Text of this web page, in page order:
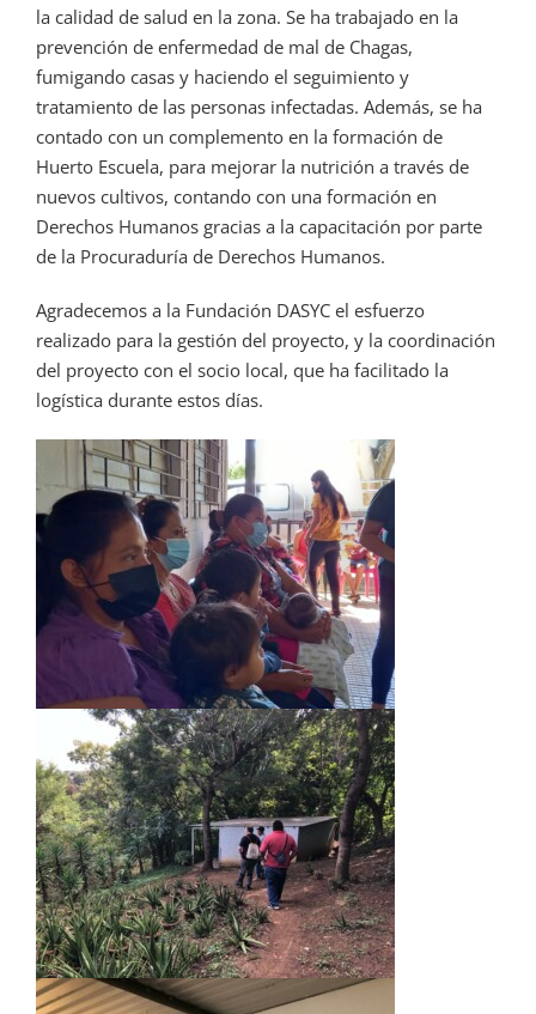
la calidad de salud en la zona. Se ha trabajado en la
prevención de enfermedad de mal de Chagas,
fumigando casas y haciendo el seguimiento y
tratamiento de las personas infectadas. Además, se ha
contado con un complemento en la formación de
Huerto Escuela, para mejorar la nutrición a través de
nuevos cultivos, contando con una formación en
Derechos Humanos gracias a la capacitación por parte
de la Procuraduría de Derechos Humanos.
Agradecemos a la Fundación DASYC el esfuerzo
realizado para la gestión del proyecto, y la coordinación
del proyecto con el socio local, que ha facilitado la
logística durante estos días.